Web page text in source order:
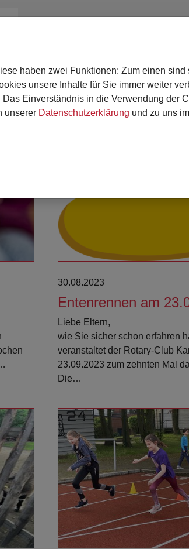
30.08.2023
Entenrennen am
Liebe Eltern,
wie Sie sicher schon erfahren
veranstaltet der Rotary-Club
23.09.2023 zum zehnten Mal
Die…
haben zwei Funktionen: Zum einen
unsere Inhalte für Sie immer weiter
Einverständnis in die Verwendung der
unserer Datenschutzerklärung und zu uns im